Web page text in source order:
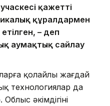
қажетті
құралдармен
– деп
аумақтық сайлау
қолайлы жағдай
технологиялар да
әкімдігінің